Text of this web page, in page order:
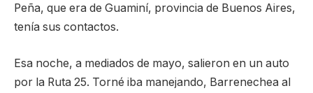
Peña, que era de Guaminí, provincia de Buenos Aires,
tenía sus contactos.
Esa noche, a mediados de mayo, salieron en un auto
por la Ruta 25. Torné iba manejando, Barrenechea al